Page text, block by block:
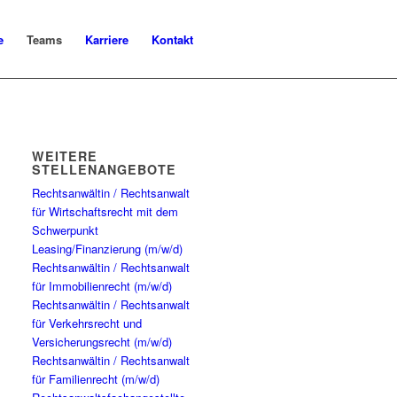
Teams Karriere Kontakt
WEITERE
STELLENANGEBOTE
Rechtsanwältin / Rechtsanwalt
für Wirtschaftsrecht mit dem
Schwerpunkt
Leasing/Finanzierung (m/w/d)
Rechtsanwältin / Rechtsanwalt
für Immobilienrecht (m/w/d)
Rechtsanwältin / Rechtsanwalt
für Verkehrsrecht und
Versicherungsrecht (m/w/d)
Rechtsanwältin / Rechtsanwalt
für Familienrecht (m/w/d)